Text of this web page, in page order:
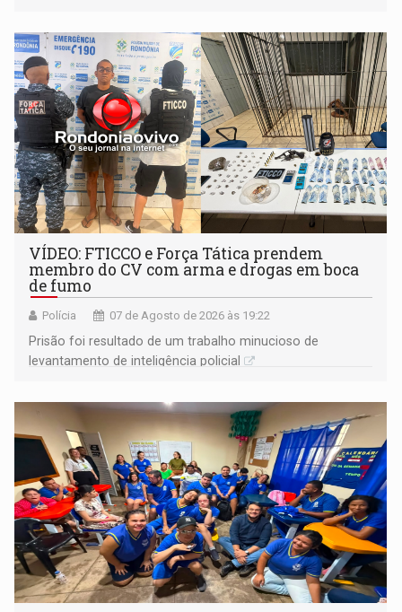
VÍDEO: FTICCO e Força Tática prendem
membro do CV com arma e drogas em boca
de fumo
Polícia 07 de Agosto de 2026 às 19:22
Prisão foi resultado de um trabalho minucioso de
levantamento de inteligência policial